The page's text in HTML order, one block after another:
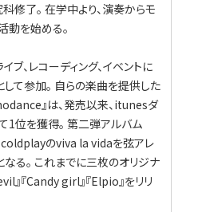
修了。 在学中より、演奏からモ
動を始める。
ブ、レコーディング、イベントに
して参加。 自らの楽曲を提供した
』は、発売以来、itunesダ
1位を獲得。 第二弾アルバム
coldplayのviva la vidaを弦アレ
る。 これまでに三枚のオリジナ
』『Candy girl』『Elpio』をリリ